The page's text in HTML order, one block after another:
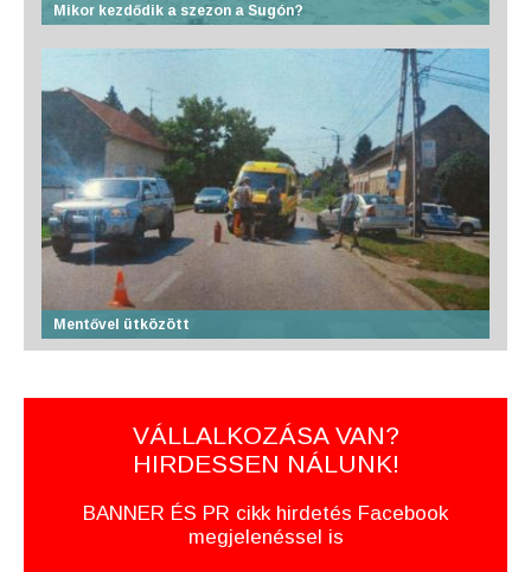
Mikor kezdődik a szezon a Sugón?
Mentővel ütközött
VÁLLALKOZÁSA VAN?
HIRDESSEN NÁLUNK!
BANNER ÉS PR cikk hirdetés Facebook
megjelenéssel is